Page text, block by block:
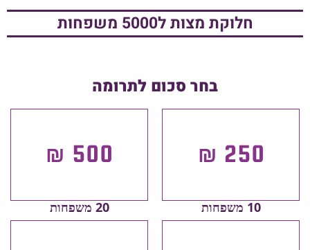
חלוקת מצות ל5000 משפחות
בחר סכום לתרומה
250 ₪
10 משפחות
500 ₪
20 משפחות